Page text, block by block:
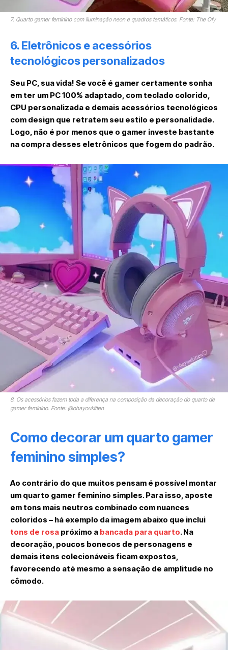
7. Quarto gamer feminino com iluminação neon e quadros temáticos. Fonte: The Ofy
6. Eletrônicos e acessórios
tecnológicos personalizados
Seu PC, sua vida! Se você é gamer certamente sonha
em ter um PC 100% adaptado, com teclado colorido,
CPU personalizada e demais acessórios tecnológicos
com design que retratem seu estilo e personalidade.
Logo, não é por menos que o gamer investe bastante
na compra desses eletrônicos que fogem do padrão.
8. Os acessórios fazem toda a diferença na composição da decoração do quarto de
gamer feminino. Fonte: @ohayoukitten
Como decorar um quarto gamer
feminino simples?
Ao contrário do que muitos pensam é possível montar
um quarto gamer feminino simples. Para isso, aposte
em tons mais neutros combinado com nuances
coloridos – há exemplo da imagem abaixo que inclui
tons de rosa próximo a bancada para quarto. Na
decoração, poucos bonecos de personagens e
demais itens colecionáveis ficam expostos,
favorecendo até mesmo a sensação de amplitude no
cômodo.